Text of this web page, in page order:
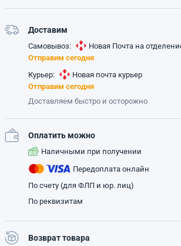
Доставим
Самовывоз:
Новая Почта на
Отправим сегодня
Курьер:
Новая почта курьер
Отправим сегодня
Доставляем быстро и осторожно
Оплатить можно
Наличными при получении
Передоплата онлайн
По счету (для ФЛП и юр. лиц)
По реквизитам
Возврат товара